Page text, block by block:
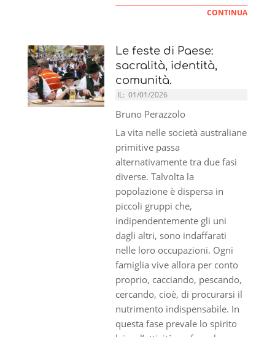
CONTINUA
Le feste di Paese:
sacralità, identità,
comunità.
IL: 01/01/2026
Bruno Perazzolo
La vita nelle società australiane
primitive passa
alternativamente tra due fasi
diverse. Talvolta la
popolazione è dispersa in
piccoli gruppi che,
indipendentemente gli uni
dagli altri, sono indaffarati
nelle loro occupazioni. Ogni
famiglia vive allora per conto
proprio, cacciando, pescando,
cercando, cioè, di procurarsi il
nutrimento indispensabile. In
questa fase prevale lo spirito